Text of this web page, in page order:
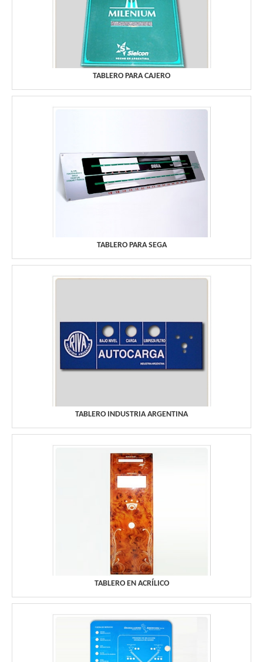
TABLERO PARA CAJERO
TABLERO PARA SEGA
TABLERO INDUSTRIA ARGENTINA
TABLERO EN ACRÍLICO